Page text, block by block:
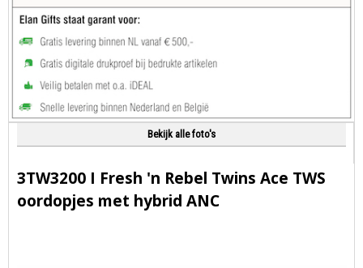
Bekijk alle foto's
3TW3200 I Fresh 'n Rebel Twins Ace TWS
oordopjes met hybrid ANC